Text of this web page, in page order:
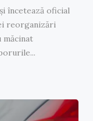
încetează oficial
reorganizări
măcinat